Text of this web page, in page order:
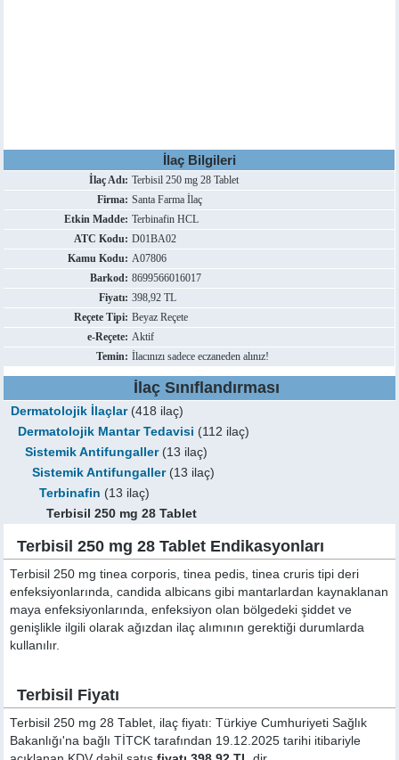
İlaç Bilgileri
İlaç Adı: Terbisil 250 mg 28 Tablet
Firma: Santa Farma İlaç
Etkin Madde: Terbinafin HCL
ATC Kodu: D01BA02
Kamu Kodu: A07806
Barkod: 8699566016017
Fiyatı: 398,92 TL
Reçete Tipi: Beyaz Reçete
e-Reçete: Aktif
Temin: İlacınızı sadece eczaneden alınız!
İlaç Sınıflandırması
Dermatolojik İlaçlar(418 ilaç)
Dermatolojik Mantar Tedavisi (112 ilaç)
Sistemik Antifungaller(13 ilaç)
Sistemik Antifungaller(13 ilaç)
Terbinafin (13 ilaç)
Terbisil 250 mg 28 Tablet
Terbisil 250 mg 28 Tablet Endikasyonları
Terbisil 250 mg tinea corporis, tinea pedis, tinea cruris tipi deri
enfeksiyonlarında, candida albicans gibi mantarlardan kaynaklanan
maya enfeksiyonlarında, enfeksiyon olan bölgedeki şiddet ve
genişlikle ilgili olarak ağızdan ilaç alımının gerektiği durumlarda
kullanılır.
Terbisil Fiyatı
Terbisil 250 mg 28 Tablet, ilaç fiyatı: Türkiye Cumhuriyeti Sağlık
Bakanlığı'na bağlı TİTCK tarafından 19.12.2025 tarihi itibariyle